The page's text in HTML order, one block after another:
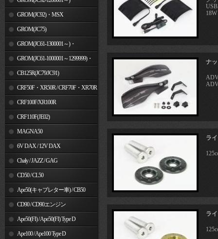
GROM(JC92)・MSX
GROM(MLHJC92)
GROM(JC75)
GROM(JC61-1300001～)・
MSX125SF
GROM(JC61-1000001～1299999)・
MSX125CB125R(JC79/JC91)
CRF50F・XR50R / CRF70F・XR70R
CRF100F/XR100R
CRF110F(JE02)
MAGNA50
6V DAX / 12V DAX
Chaly / JAZZ / GAG
CD50 / CL50
Ape50(キャブレター車) / CB50
CD90 / CD90エンジン
Ape50(FI) / Ape50(FI) Type D
Ape100 / Ape100 Type D
ナ
ラ
ラ